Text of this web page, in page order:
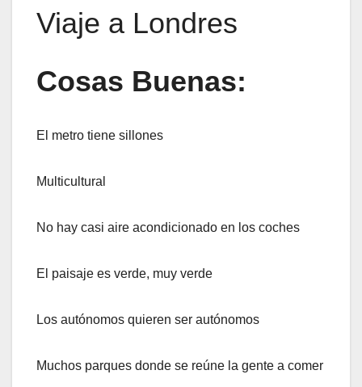
Viaje a Londres
Cosas Buenas:
El metro tiene sillones
Multicultural
No hay casi aire acondicionado en los coches
El paisaje es verde, muy verde
Los autónomos quieren ser autónomos
Muchos parques donde se reúne la gente a comer